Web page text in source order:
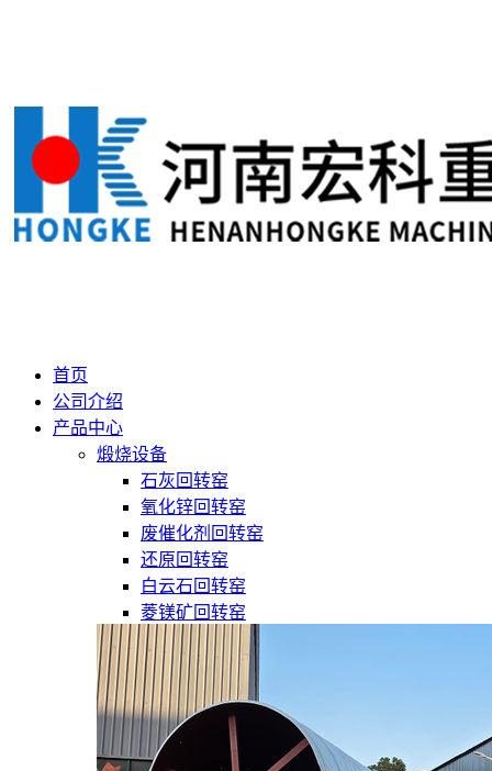
首页
公司介绍
产品中心
煅烧设备
石灰回转窑
氧化锌回转窑
废催化剂回转窑
还原回转窑
白云石回转窑
菱镁矿回转窑